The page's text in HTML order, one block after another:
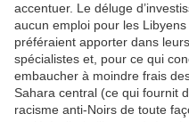
accentuer. Le déluge
aucun emploi pour les
préféraient apporter dans
spécialistes et, pour ce qui
embaucher à moindre frais
Sahara central (ce qui fournit
racisme anti-Noirs de toute